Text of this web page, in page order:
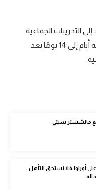
التدريبات الجماعية
برفقة زملائه خلال فترة تتراوح من سبعة أيام إلى 14 يومًا بعد
مانشستر سيتي
أوراوا فلا نستحق التأهل..